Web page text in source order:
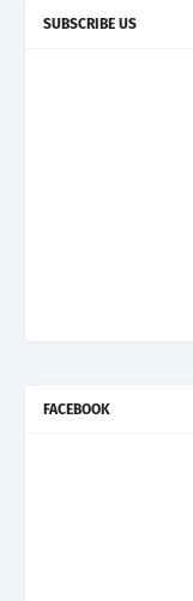
SUBSCRIBE US
FACEBOOK